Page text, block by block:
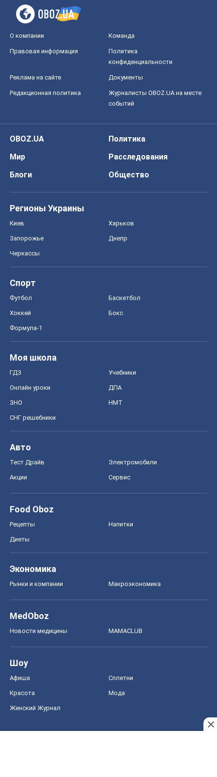
О компании Команда
Правовая информация
Политика
конфиденциальности
Реклама на сайте Документы
Редакционная политика
Журналисты OBOZ.UA на месте
событий
OBOZ.UA
Политика
Мир
Расследования
Блоги
Общество
Регионы Украины
Киев Харьков
Запорожье Днепр
Черкассы
Спорт
Футбол Баскетбол
Хоккей Бокс
Формула-1
Моя школа
ГДЗ Учебники
Онлайн уроки ДПА
ЗНО НМТ
СНГ решебники
Авто
Тест Драйв Электромобили
Акции Сервис
Food Oboz
Рецепты Напитки
Диеты
Экономика
Рынки и компании Mакроэкономика
MedOboz
Новости медицины MAMACLUB
Шоу
Афиша Сплетни
Красота Мода
Женский Журнал